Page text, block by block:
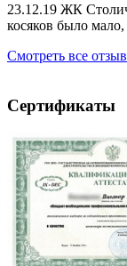
23.12.19 ЖК
косяков было
Смотреть все
Сертификаты